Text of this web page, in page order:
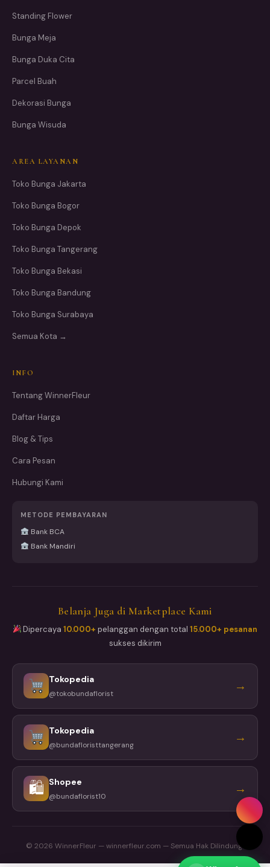
Standing Flower
Bunga Meja
Bunga Duka Cita
Parcel Buah
Dekorasi Bunga
Bunga Wisuda
AREA LAYANAN
Toko Bunga Jakarta
Toko Bunga Bogor
Toko Bunga Depok
Toko Bunga Tangerang
Toko Bunga Bekasi
Toko Bunga Bandung
Toko Bunga Surabaya
Semua Kota →
INFO
Tentang WinnerFleur
Daftar Harga
Blog & Tips
Cara Pesan
Hubungi Kami
METODE PEMBAYARAN
Bank BCA
Bank Mandiri
Belanja Juga di Marketplace Kami
Dipercaya10.000+ pelanggan dengan total15.000+ pesanan
sukses dikirim
Tokopedia
@tokobundaflorist →
Tokopedia
@bundafloristtangerang →
🛍 Shopee
@bundaflorist10 →
© 2026 WinnerFleur — winnerfleur.com — Semua Hak Dilindungi